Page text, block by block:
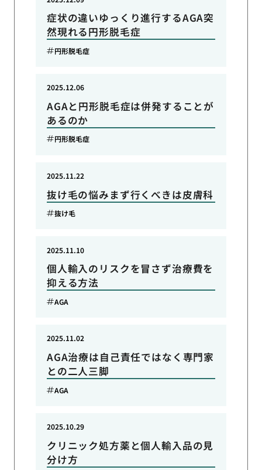
症状の違いゆっくり進行するAGA突
然現れる円形脱毛症
円形脱毛症
AGAと円形脱毛症は併発することが
あるのか
2025.12.06
円形脱毛症
抜け毛の悩みまず行くべきは皮膚科
2025.11.22
抜け毛
個人輸入のリスクを冒さず治療費を
抑える方法
2025.11.10
AGA
AGA治療は自己責任ではなく専門家
との二人三脚
2025.11.02
AGA
クリニック処方薬と個人輸入品の見
分け方
2025.10.29